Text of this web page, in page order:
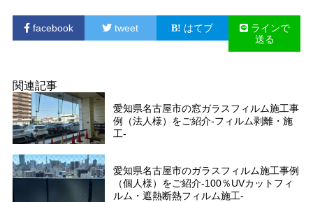
facebook tweet はてブ
ラインで
送る
関連記事
愛知県名古屋市の窓ガラスフィルム施工事
例（法人様）をご紹介-フィルム剥離・施
工-
愛知県名古屋市のガラスフィルム施工事例
（個人様）をご紹介-100％UVカットフィ
ルム・遮熱断熱フィルム施工-